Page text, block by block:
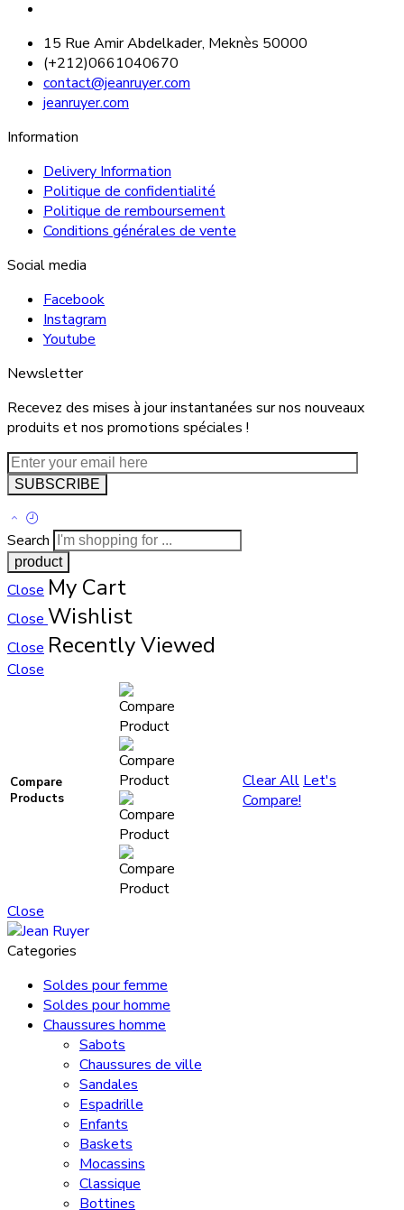
15 Rue Amir Abdelkader, Meknès 50000
(+212)0661040670
contact@jeanruyer.com
jeanruyer.com
Information
Delivery Information
Politique de confidentialité
Politique de remboursement
Conditions générales de vente
Social media
Facebook
Instagram
Youtube
Newsletter
Recevez des mises à jour instantanées sur nos nouveaux
produits et nos promotions spéciales !
Search
Close My Cart
Close Wishlist
Close Recently Viewed
Close
Compare
Products
Clear All Let's
Compare!
Close
Categories
Soldes pour femme
Soldes pour homme
Chaussures homme
Sabots
Chaussures de ville
Sandales
Espadrille
Enfants
Baskets
Mocassins
Classique
Bottines